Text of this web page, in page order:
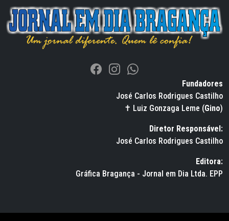
Fundadores
José Carlos Rodrigues Castilho
✝ Luiz Gonzaga Leme (Gino)
Diretor Responsável:
José Carlos Rodrigues Castilho
Editora:
Gráfica Bragança - Jornal em Dia Ltda. EPP